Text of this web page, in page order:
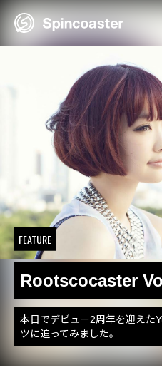
Skip
content
FEATURE
Rootscocaster
本日でデビュー2周年を迎えた
ツに迫ってみました。